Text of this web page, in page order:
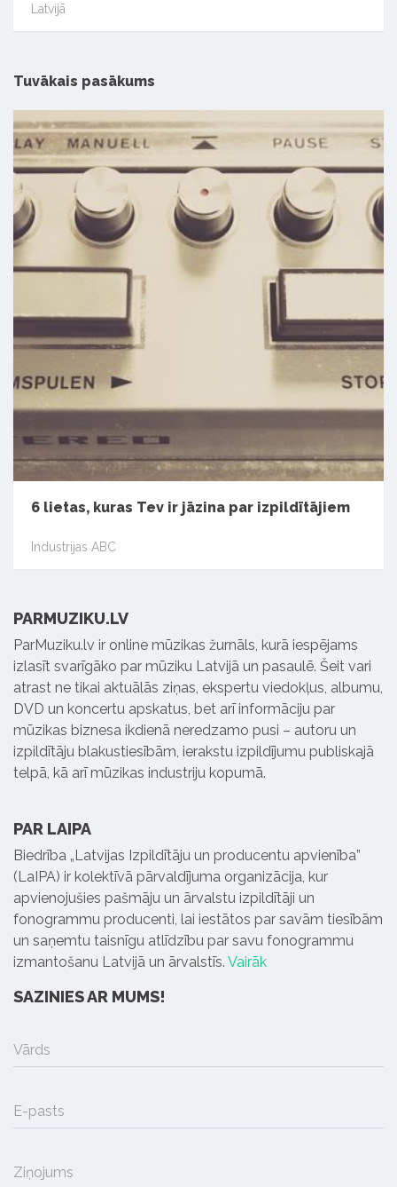
Latvijā
Tuvākais pasākums
6 lietas, kuras Tev ir jāzina par izpildītājiem
Industrijas ABC
PARMUZIKU.LV
ParMuziku.lv ir online mūzikas žurnāls, kurā iespējams
izlasīt svarīgāko par mūziku Latvijā un pasaulē. Šeit vari
atrast ne tikai aktuālās ziņas, ekspertu viedokļus, albumu,
DVD un koncertu apskatus, bet arī informāciju par
mūzikas biznesa ikdienā neredzamo pusi – autoru un
izpildītāju blakustiesībām, ierakstu izpildījumu publiskajā
telpā, kā arī mūzikas industriju kopumā.
PAR LAIPA
Biedrība „Latvijas Izpildītāju un producentu apvienība”
(LaIPA) ir kolektīvā pārvaldījuma organizācija, kur
apvienojušies pašmāju un ārvalstu izpildītāji un
fonogrammu producenti, lai iestātos par savām tiesībām
un saņemtu taisnīgu atlīdzību par savu fonogrammu
izmantošanu Latvijā un ārvalstīs. Vairāk
SAZINIES AR MUMS!
Vārds
E-pasts
Ziņojums